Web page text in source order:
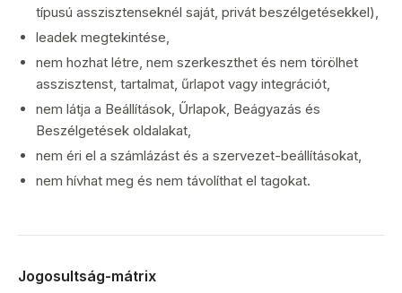
típusú asszisztenseknél saját, privát beszélgetésekkel),
leadek megtekintése,
nem hozhat létre, nem szerkeszthet és nem törölhet
asszisztenst, tartalmat, űrlapot vagy integrációt,
nem látja a Beállítások, Űrlapok, Beágyazás és
Beszélgetések oldalakat,
nem éri el a számlázást és a szervezet-beállításokat,
nem hívhat meg és nem távolíthat el tagokat.
Jogosultság-mátrix